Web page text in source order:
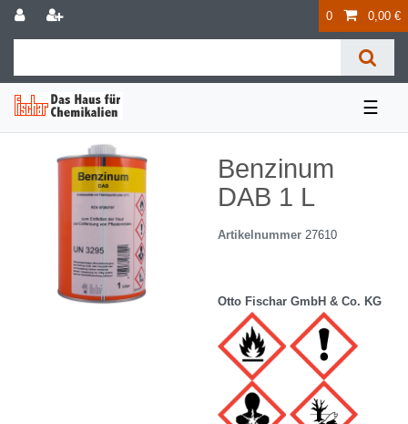
0 0,00 €
☰
Benzinum
DAB 1 L
Artikelnummer 27610
Otto Fischar GmbH & Co. KG